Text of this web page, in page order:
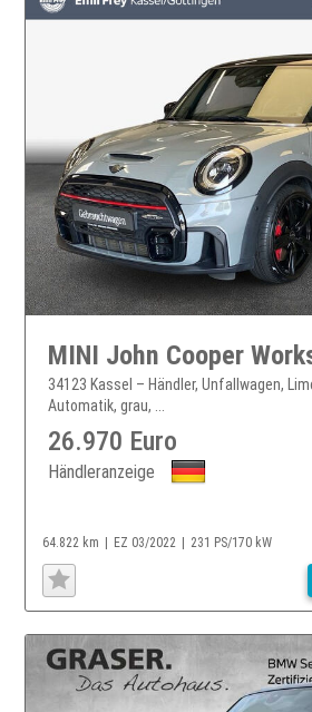
34123 Kassel – Händler, Unfallwagen,
Automatik, grau, ...
26.970 Euro
Händleranzeige
64.822 km EZ 03/2022 231 PS/170 kW